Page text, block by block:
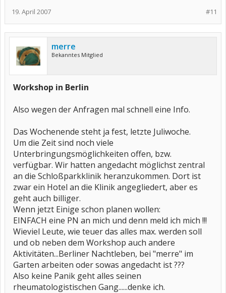
#11
19. April 2007
merre
Bekanntes Mitglied
Workshop in Berlin
Also wegen der Anfragen mal schnell eine Info.
Das Wochenende steht ja fest, letzte Juliwoche.
Um die Zeit sind noch viele
Unterbringungsmöglichkeiten offen, bzw.
verfügbar. Wir hatten angedacht möglichst zentral
an die Schloßparkklinik heranzukommen. Dort ist
zwar ein Hotel an die Klinik angegliedert, aber es
geht auch billiger.
Wenn jetzt Einige schon planen wollen:
EINFACH eine PN an mich und denn meld ich mich !!!
Wieviel Leute, wie teuer das alles max. werden soll
und ob neben dem Workshop auch andere
Aktivitäten...Berliner Nachtleben, bei "merre" im
Garten arbeiten oder sowas angedacht ist ???
Also keine Panik geht alles seinen
rheumatologistischen Gang......denke ich.